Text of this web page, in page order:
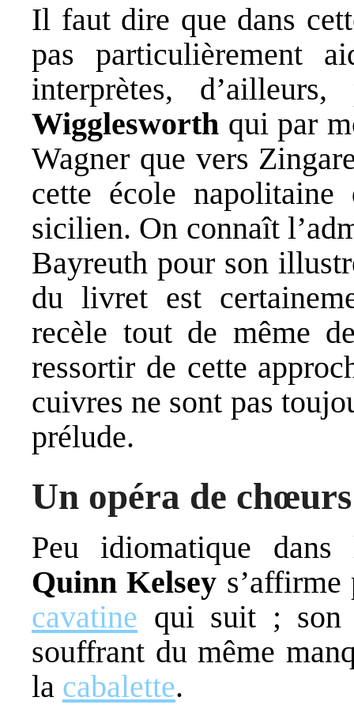
Il faut dire que dans
pas particulièrement
interprètes,
Wigglesworth qui par
Wagner que vers
cette école
sicilien. On connaît
Bayreuth pour son
du livret est
recèle tout de même
ressortir de cette
cuivres ne sont pas
prélude.
Un opéra de chœurs
Peu idiomatique
Quinn Kelsey
cavatine qui suit ; son
souffrant du même
la cabalette.